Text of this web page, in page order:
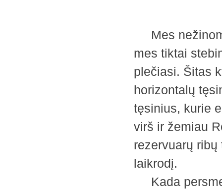
Mes
mes tiktai
plečiasi. Šitas
horizontalų
tęsinius, kurie
virš ir žemiau
rezervuarų
laikrodį.
Kada